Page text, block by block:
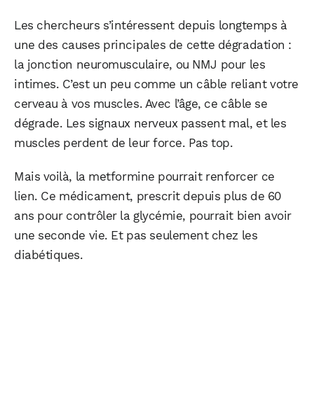
Les chercheurs s’intéressent depuis longtemps à
une des causes principales de cette dégradation :
la jonction neuromusculaire, ou NMJ pour les
intimes. C’est un peu comme un câble reliant votre
cerveau à vos muscles. Avec l’âge, ce câble se
dégrade. Les signaux nerveux passent mal, et les
muscles perdent de leur force. Pas top.
Mais voilà, la metformine pourrait renforcer ce
lien. Ce médicament, prescrit depuis plus de 60
ans pour contrôler la glycémie, pourrait bien avoir
une seconde vie. Et pas seulement chez les
diabétiques.